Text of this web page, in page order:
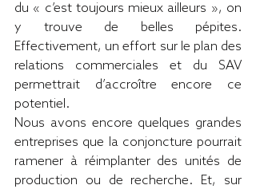
du « c’est toujours mieux ailleurs », on
y trouve de belles pépites.
Effectivement, un effort sur le plan des
relations commerciales et du SAV
permettrait d’accroître encore ce
potentiel.
Nous avons encore quelques grandes
entreprises que la conjoncture pourrait
ramener à réimplanter des unités de
production ou de recherche. Et, sur